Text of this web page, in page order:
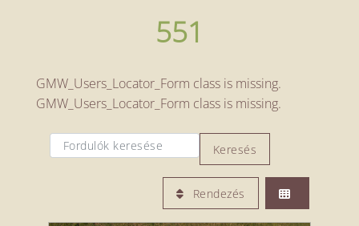
551
GMW_Users_Locator_Form class is missing.
GMW_Users_Locator_Form class is missing.
Fordulók keresése
Fordulók keresése Keresés
Rendezés